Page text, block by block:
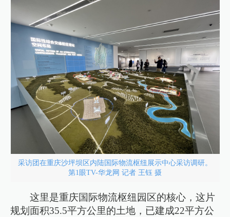
采访团在重庆沙坪坝区内陆国际物流枢纽展示中心采访调研。
第1眼TV-华龙网 记者 王钰 摄
这里是重庆国际物流枢纽园区的核心，这片
规划面积35.5平方公里的土地，已建成22平方公